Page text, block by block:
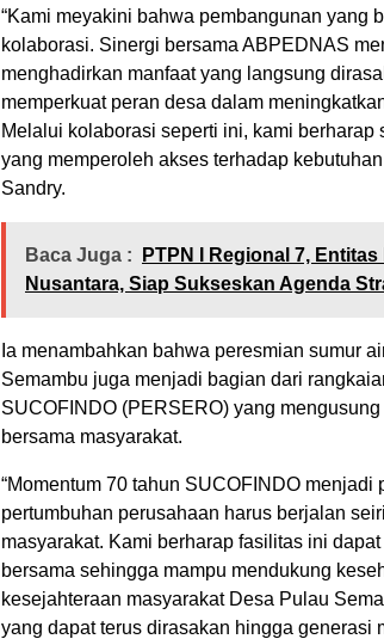
“Kami meyakini bahwa pembangunan yang
kolaborasi. Sinergi bersama ABPEDNAS
menghadirkan manfaat yang langsung
memperkuat peran desa dalam
Melalui kolaborasi seperti ini, kami berharap
yang memperoleh akses terhadap
Sandry.
Baca Juga :
PTPN I Regional 7,
Nusantara, Siap Sukseskan Agenda
Ia menambahkan bahwa peresmian sumur
Semambu juga menjadi bagian dari
SUCOFINDO (PERSERO) yang
bersama masyarakat.
“Momentum 70 tahun SUCOFINDO menjadi
pertumbuhan perusahaan harus berjalan
masyarakat. Kami berharap fasilitas ini
bersama sehingga mampu mendukung
kesejahteraan masyarakat Desa Pulau
yang dapat terus dirasakan hingga generasi